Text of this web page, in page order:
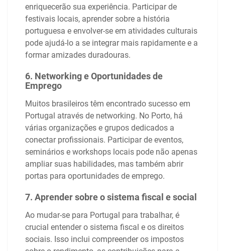
enriquecerão sua experiência. Participar de
festivais locais, aprender sobre a história
portuguesa e envolver-se em atividades culturais
pode ajudá-lo a se integrar mais rapidamente e a
formar amizades duradouras.
6. Networking e Oportunidades de
Emprego
Muitos brasileiros têm encontrado sucesso em
Portugal através de networking. No Porto, há
várias organizações e grupos dedicados a
conectar profissionais. Participar de eventos,
seminários e workshops locais pode não apenas
ampliar suas habilidades, mas também abrir
portas para oportunidades de emprego.
7. Aprender sobre o sistema fiscal e social
Ao mudar-se para Portugal para trabalhar, é
crucial entender o sistema fiscal e os direitos
sociais. Isso inclui compreender os impostos